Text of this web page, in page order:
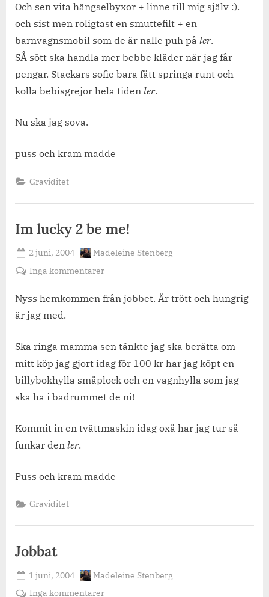
Och sen vita hängselbyxor + linne till mig själv :).
och sist men roligtast en smuttefilt + en
barnvagnsmobil som de är nalle puh på ler.
SÅ sött ska handla mer bebbe kläder när jag får
pengar. Stackars sofie bara fått springa runt och
kolla bebisgrejor hela tiden ler.
Nu ska jag sova.
puss och kram madde
Graviditet
Im lucky 2 be me!
Posted
on
2 juni, 2004 By
Madeleine Stenberg
Inga kommentarertill
lucky
Nyss hemkommen från jobbet. Är trött och hungrig
är jag med.
Ska ringa mamma sen tänkte jag ska berätta om
mitt köp jag gjort idag för 100 kr har jag köpt en
billybokhylla småplock och en vagnhylla som jag
ska ha i badrummet de ni!
Kommit in en tvättmaskin idag oxå har jag tur så
funkar den ler.
Puss och kram madde
Graviditet
Jobbat
Posted
on
1 juni, 2004 By
Madeleine Stenberg
Inga kommentarertill